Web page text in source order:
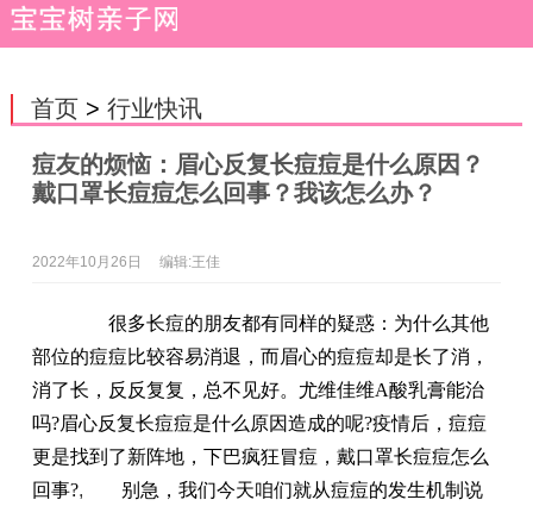
首页> 行业快讯
痘友的烦恼：眉心反复长痘痘是什么原因？
戴口罩长痘痘怎么回事？我该怎么办？
2022年10月26日 编辑:王佳
很多长痘的朋友都有同样的疑惑：为什么其他
部位的痘痘比较容易消退，而眉心的痘痘却是长了消，
消了长，反反复复，总不见好。尤维佳维A酸乳膏能治
吗?眉心反复长痘痘是什么原因造成的呢?疫情后，痘痘
更是找到了新阵地，下巴疯狂冒痘，戴口罩长痘痘怎么
回事?, 别急，我们今天咱们就从痘痘的发生机制说